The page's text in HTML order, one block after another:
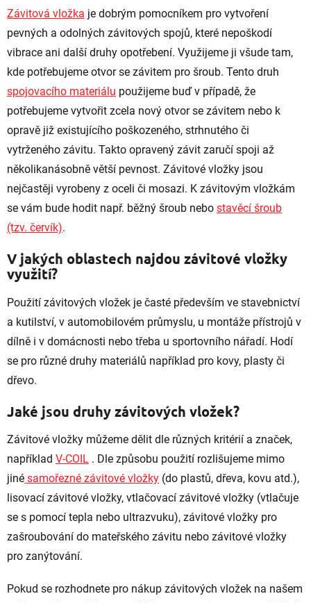
l
á
d
a
c
í
p
v
k
v
ý
i
s
Závitová vložka je dobrým pomocníkem pro vytvoření
pevných a odolných závitových spojů, které nepoškodí
vibrace ani další druhy opotřebení. Využijeme ji všude tam,
kde potřebujeme otvor se závitem pro šroub. Tento druh
spojovacího materiálu použijeme buď v případě, že
potřebujeme vytvořit zcela nový otvor se závitem nebo k
opravě již existujícího poškozeného, strhnutého či
vytrženého závitu. Takto opravený závit zaručí spoji až
několikanásobně větší pevnost. Závitové vložky jsou
nejčastěji vyrobeny z oceli či mosazi. K závitovým vložkám
se vám bude hodit např. běžný šroub nebo stavěcí šroub
(tzv. červík).
V jakých oblastech najdou závitové vložky
využití?
Použití závitových vložek je časté především ve stavebnictví
a kutilství, v automobilovém průmyslu, u montáže přístrojů v
dílně i v domácnosti nebo třeba u sportovního nářadí. Hodí
se pro různé druhy materiálů například pro kovy, plasty či
dřevo.
Jaké jsou druhy závitových vložek?
Závitové vložky můžeme dělit dle různých kritérií a značek,
například V-COIL . Dle způsobu použití rozlišujeme mimo
jiné samořezné závitové vložky (do plastů, dřeva, kovu atd.),
lisovací závitové vložky, vtlačovací závitové vložky (vtlačuje
se s pomocí tepla nebo ultrazvuku), závitové vložky pro
zašroubování do mateřského závitu nebo závitové vložky
pro zanýtování.
Pokud se rozhodnete pro nákup závitových vložek na našem